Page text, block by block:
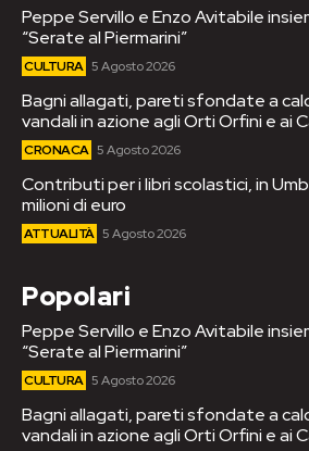
Peppe Servillo e Enzo Avitabile
“Serate al Piermarini”
CULTURA 5 Agosto 2026
Bagni allagati, pareti sfondate a
vandali in azione agli Orti Orfini e ai
CRONACA 5 Agosto 2026
Contributi per i libri scolastici, in
milioni di euro
ATTUALITÀ 5 Agosto 2026
Popolari
Peppe Servillo e Enzo Avitabile
“Serate al Piermarini”
CULTURA 5 Agosto 2026
Bagni allagati, pareti sfondate a
vandali in azione agli Orti Orfini e ai